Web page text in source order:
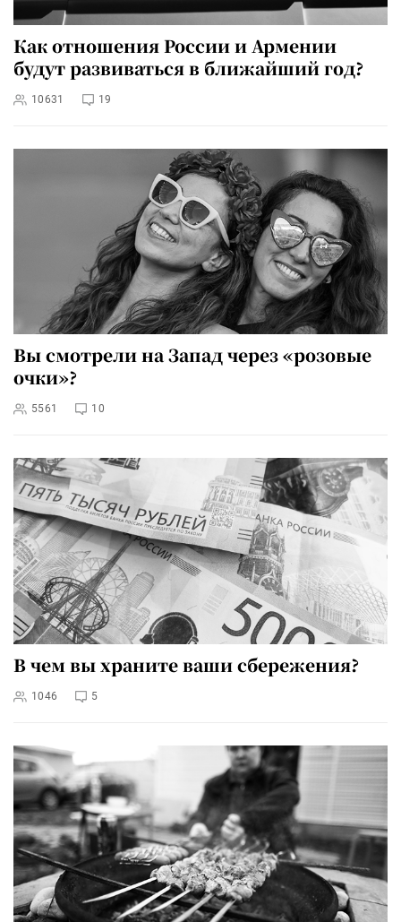
Как отношения России и Армении
будут развиваться в ближайший год?
10631 19
Вы смотрели на Запад через «розовые
очки»?
5561 10
В чем вы храните ваши сбережения?
1046 5